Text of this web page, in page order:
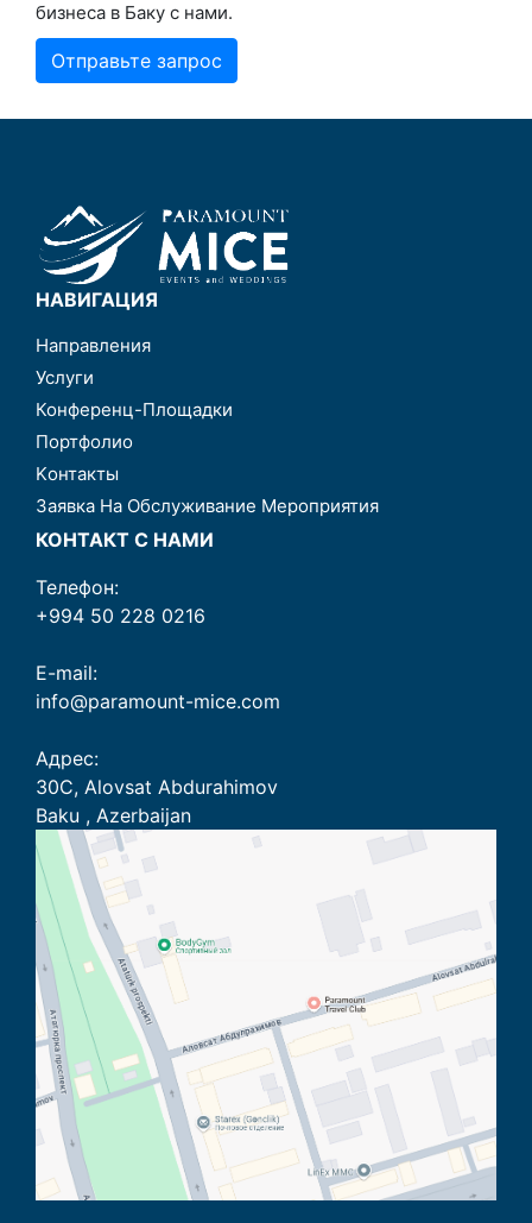
бизнеса в Баку с нами.
Отправьте запрос
НАВИГАЦИЯ
Направления
Услуги
Конференц-Площадки
Портфолио
Kонтакты
Заявка На Обслуживание Мероприятия
КОНТАКТ С НАМИ
Телефон:
+994 50 228 0216
E-mail:
info@paramount-mice.com
Адрес:
30C, Alovsat Abdurahimov
Baku , Azerbaijan